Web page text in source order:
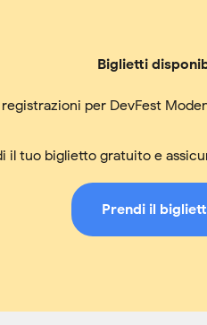
Biglietti
registrazioni per DevFest
il tuo biglietto gratuito e
Prendi il